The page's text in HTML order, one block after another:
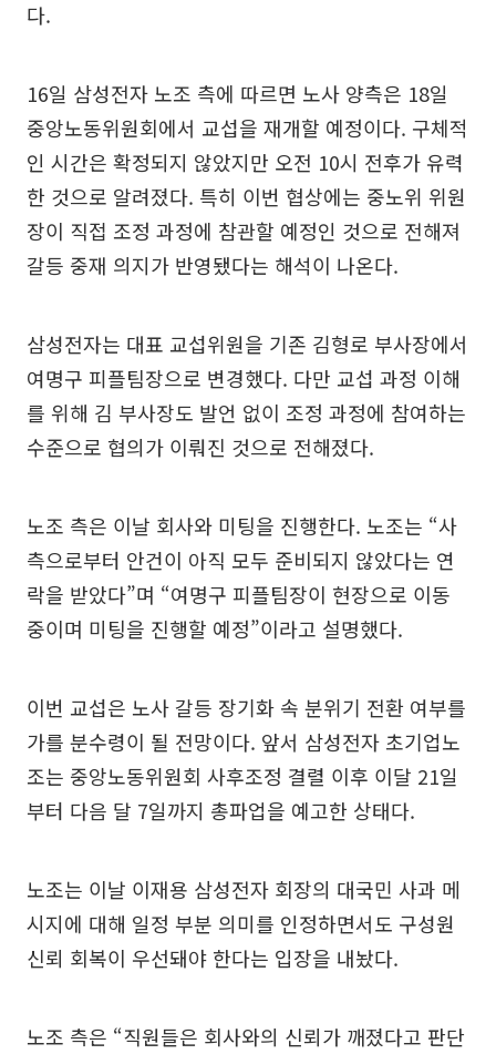
다.
16일 삼성전자 노조 측에 따르면 노사 양측은 18일
중앙노동위원회에서 교섭을 재개할 예정이다. 구체적
인 시간은 확정되지 않았지만 오전 10시 전후가 유력
한 것으로 알려졌다. 특히 이번 협상에는 중노위 위원
장이 직접 조정 과정에 참관할 예정인 것으로 전해져
갈등 중재 의지가 반영됐다는 해석이 나온다.
삼성전자는 대표 교섭위원을 기존 김형로 부사장에서
여명구 피플팀장으로 변경했다. 다만 교섭 과정 이해
를 위해 김 부사장도 발언 없이 조정 과정에 참여하는
수준으로 협의가 이뤄진 것으로 전해졌다.
노조 측은 이날 회사와 미팅을 진행한다. 노조는 “사
측으로부터 안건이 아직 모두 준비되지 않았다는 연
락을 받았다”며 “여명구 피플팀장이 현장으로 이동
중이며 미팅을 진행할 예정”이라고 설명했다.
이번 교섭은 노사 갈등 장기화 속 분위기 전환 여부를
가를 분수령이 될 전망이다. 앞서 삼성전자 초기업노
조는 중앙노동위원회 사후조정 결렬 이후 이달 21일
부터 다음 달 7일까지 총파업을 예고한 상태다.
노조는 이날 이재용 삼성전자 회장의 대국민 사과 메
시지에 대해 일정 부분 의미를 인정하면서도 구성원
신뢰 회복이 우선돼야 한다는 입장을 내놨다.
노조 측은 “직원들은 회사와의 신뢰가 깨졌다고 판단